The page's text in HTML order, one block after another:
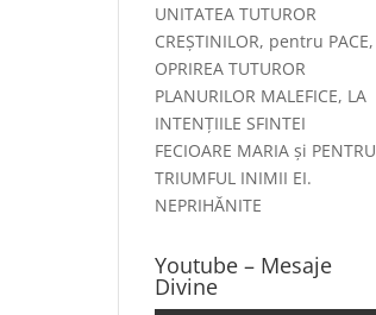
UNITATEA TUTUROR
CREȘTINILOR, pentru PACE,
OPRIREA TUTUROR
PLANURILOR MALEFICE, LA
INTENȚIILE SFINTEI
FECIOARE MARIA și PENTRU
TRIUMFUL INIMII EI.
NEPRIHĂNITE
Youtube – Mesaje
Divine